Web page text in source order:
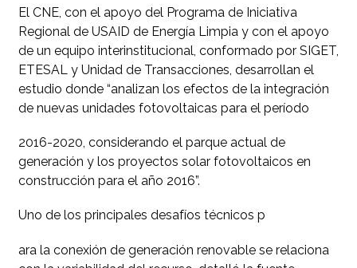
El CNE, con el apoyo del Programa de Iniciativa
Regional de USAID de Energía Limpia y con el apoyo
de un equipo interinstitucional, conformado por SIGET,
ETESAL y Unidad de Transacciones, desarrollan el
estudio donde “analizan los efectos de la integración
de nuevas unidades fotovoltaicas para el período
2016-2020, considerando el parque actual de
generación y los proyectos solar fotovoltaicos en
construcción para el año 2016”.
Uno de los principales desafíos técnicos p
ara la conexión de generación renovable se relaciona